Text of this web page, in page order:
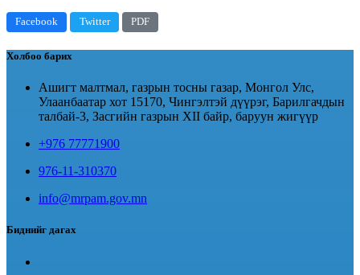
Facebook Twitter PDF
Холбоо барих
Ашигт малтмал, газрын тосны газар, Монгол Улс,
Улаанбаатар хот 15170, Чингэлтэй дүүрэг, Барилгачдын
талбай-3, Засгийн газрын XII байр, баруун жигүүр
+976 77771900
976-11-310370
info@mrpam.gov.mn
Биднийг дагах